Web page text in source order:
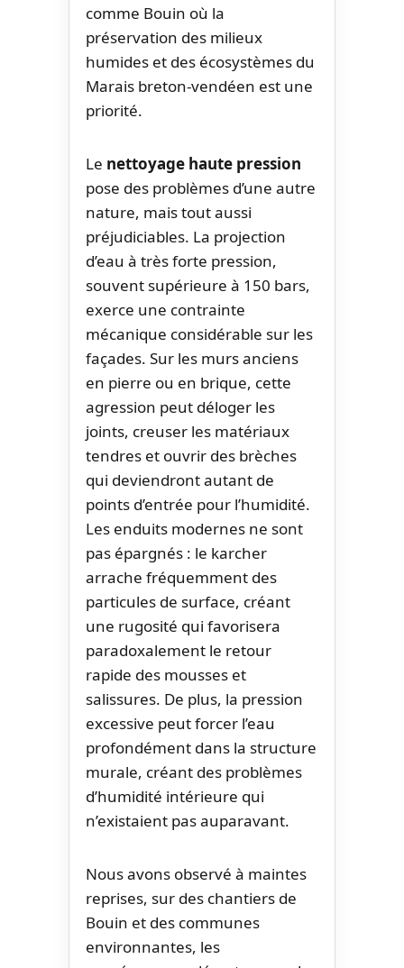
comme Bouin où la
préservation des milieux
humides et des écosystèmes du
Marais breton-vendéen est une
priorité.
Le nettoyage haute pression
pose des problèmes d’une autre
nature, mais tout aussi
préjudiciables. La projection
d’eau à très forte pression,
souvent supérieure à 150 bars,
exerce une contrainte
mécanique considérable sur les
façades. Sur les murs anciens
en pierre ou en brique, cette
agression peut déloger les
joints, creuser les matériaux
tendres et ouvrir des brèches
qui deviendront autant de
points d’entrée pour l’humidité.
Les enduits modernes ne sont
pas épargnés : le karcher
arrache fréquemment des
particules de surface, créant
une rugosité qui favorisera
paradoxalement le retour
rapide des mousses et
salissures. De plus, la pression
excessive peut forcer l’eau
profondément dans la structure
murale, créant des problèmes
d’humidité intérieure qui
n’existaient pas auparavant.
Nous avons observé à maintes
reprises, sur des chantiers de
Bouin et des communes
environnantes, les